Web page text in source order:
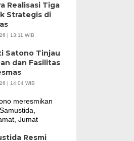
Realisasi Tiga
Strategis di
| 13:11 WIB
Satono Tinjau
dan Fasilitas
| 14:04 WIB
Resmi